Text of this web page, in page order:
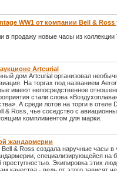
WW1 от компании Bell & Ross
в продажу новые часы из коллекции
Artcurial
дом Artcurial организовал
На торгах под названием
имеют непосредственное
стали слова
А среди лотов на торги в отеле
& Ross, чье соседство с
комплиментом для марки.
жандармерии
& Ross создала наручные часы в
специализирующейся на
преступностью. Экипировка этих